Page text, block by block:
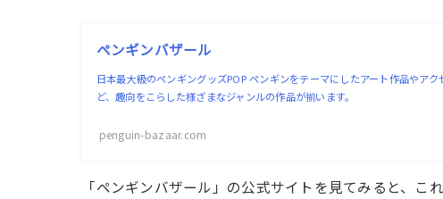
ペンギンバザール
日本最大級のペンギングッズPOP ペンギンをテーマにしたアート作品やア
ど、趣向をこらした様ざまなジャンルの作品が揃います。
penguin-bazaar.com
「ペンギンバザール」の公式サイトを見てみると、